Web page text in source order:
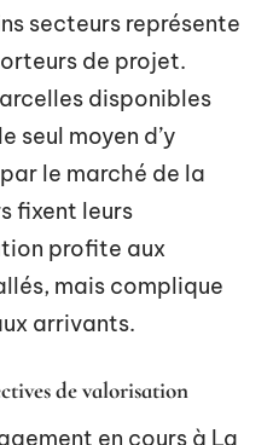
secteurs représente
de projet.
disponibles
seul moyen d’y
le marché de la
fixent leurs
profite aux
mais complique
arrivants.
de valorisation
en cours à La